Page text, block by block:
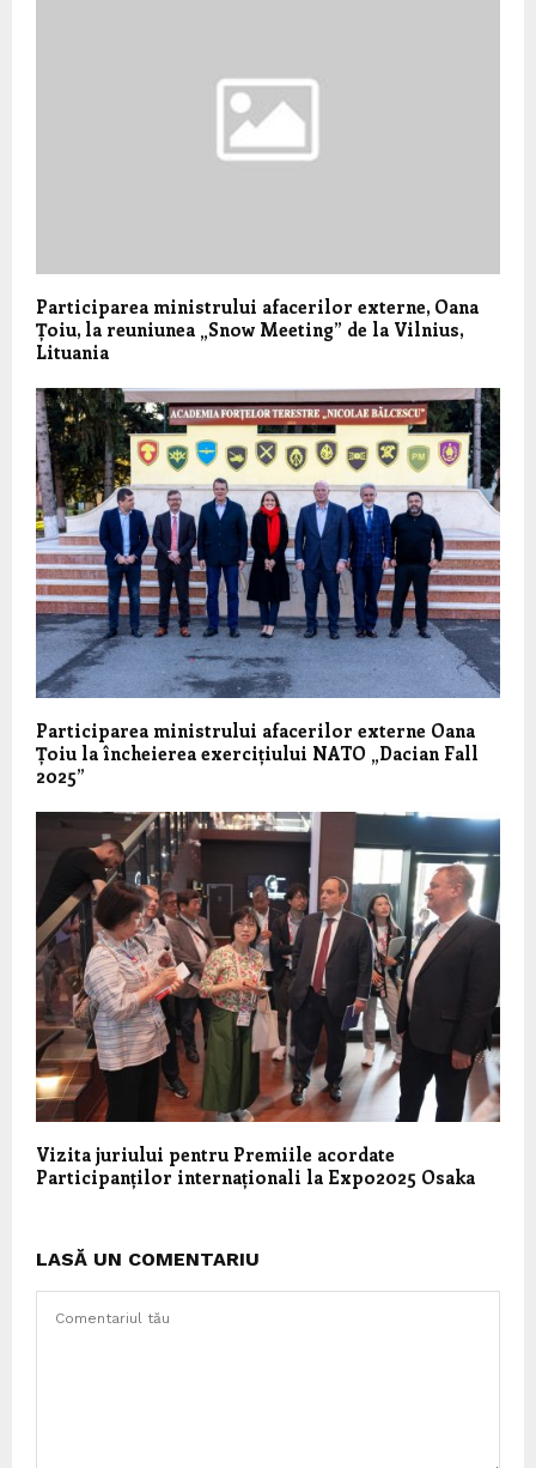
Participarea ministrului afacerilor externe, Oana
Țoiu, la reuniunea „Snow Meeting” de la Vilnius,
Lituania
Participarea ministrului afacerilor externe Oana
Țoiu la încheierea exercițiului NATO „Dacian Fall
2025”
Vizita juriului pentru Premiile acordate
Participanților internaționali la Expo2025 Osaka
LASĂ UN COMENTARIU